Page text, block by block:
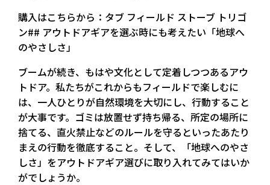
購入はこちらから：タブ フィールド ストーブ トリゴ
ン## アウトドアギアを選ぶ時にも考えたい「地球へ
のやさしさ」
ブームが続き、もはや文化として定着しつつあるアウ
トドア。私たちがこれからもフィールドで楽しむに
は、一人ひとりが自然環境を大切にし、行動すること
が大事です。ゴミは放置せず持ち帰る、所定の場所に
捨てる、直火禁止などのルールを守るといったあたり
まえの行動を徹底すること。そして、「地球へのやさ
しさ」をアウトドアギア選びに取り入れてみてはいか
がでしょうか。